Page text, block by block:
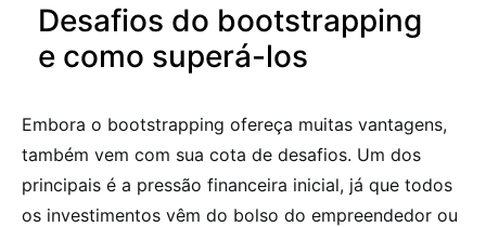
Desafios do bootstrapping
e como superá-los
Embora o bootstrapping ofereça muitas vantagens,
também vem com sua cota de desafios. Um dos
principais é a pressão financeira inicial, já que todos
os investimentos vêm do bolso do empreendedor ou